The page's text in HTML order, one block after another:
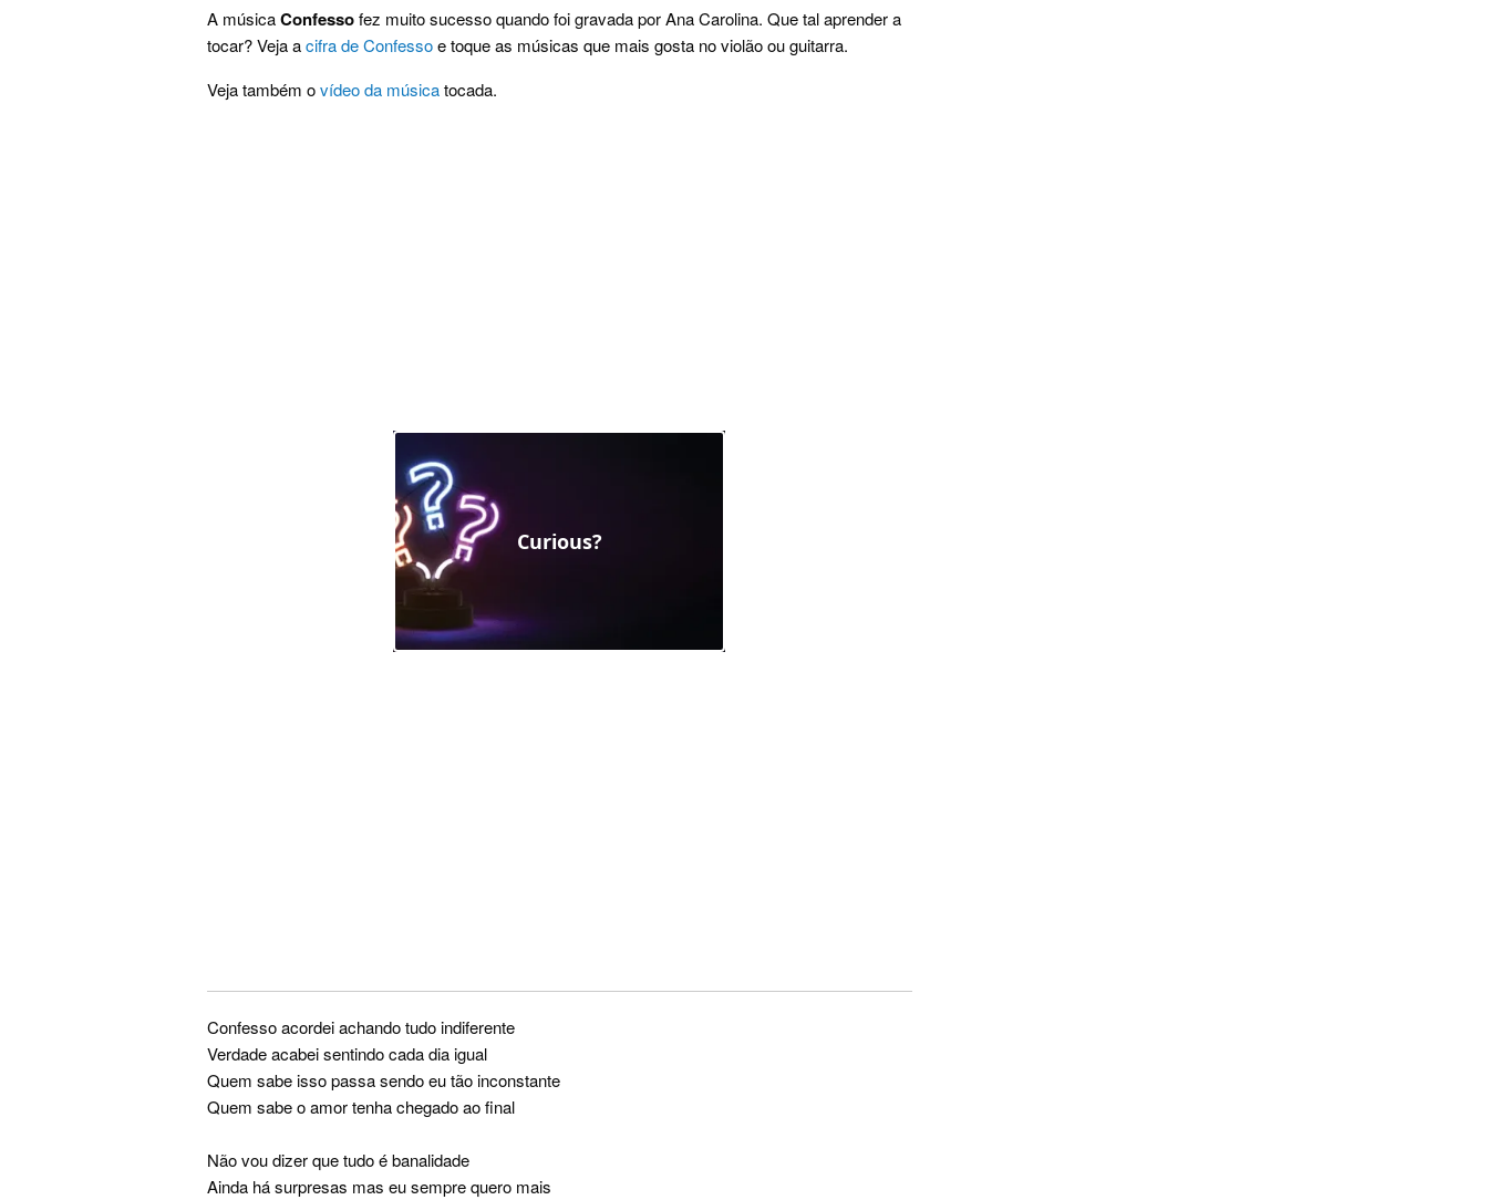
A músicaConfessofez muito sucesso quando foi gravada por Ana Carolina. Que tal aprender a
tocar? Veja acifra de Confessoe toque as músicas que mais gosta no violão ou guitarra.
Veja também ovídeo da músicatocada.
Confesso acordei achando tudo indiferente
Verdade acabei sentindo cada dia igual
Quem sabe isso passa sendo eu tão inconstante
Quem sabe o amor tenha chegado ao final
Não vou dizer que tudo é banalidade
Ainda há surpresas mas eu sempre quero mais